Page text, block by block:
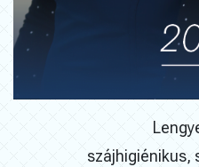
szájhigiénikus,